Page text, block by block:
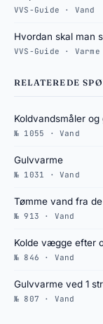
VVS-Guide · Vand
Hvordan skal man
VVS-Guide · Varme
RELATEREDE
Koldvandsmåler
№ 1055 · Vand
Gulvvarme
№ 1031 · Vand
Tømme vand fra
№ 913 · Vand
Kolde vægge efter
№ 846 · Vand
Gulvvarme ved 1
№ 807 · Vand